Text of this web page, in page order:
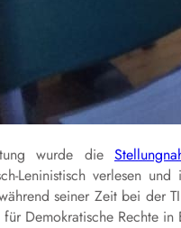
wurde die
Leninistisch verlesen
seiner Zeit bei der
Demokratische Rechte